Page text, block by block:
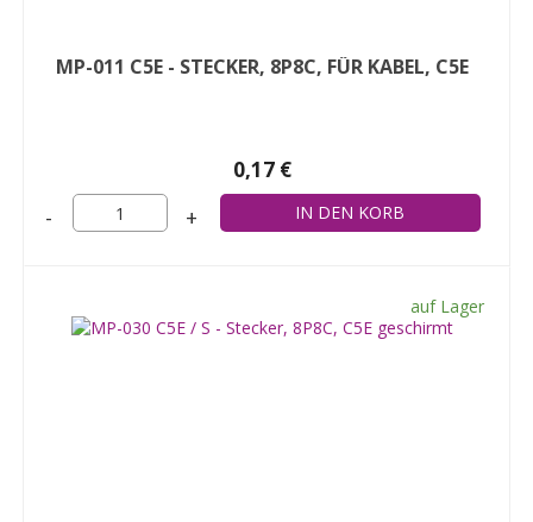
MP-011 C5E - STECKER, 8P8C, FÜR KABEL, C5E
0,17 €
- +
auf Lager